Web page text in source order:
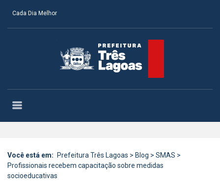
Cada Dia Melhor
Você está em: Prefeitura Três Lagoas > Blog > SMAS >
Profissionais recebem capacitação sobre medidas
socioeducativas